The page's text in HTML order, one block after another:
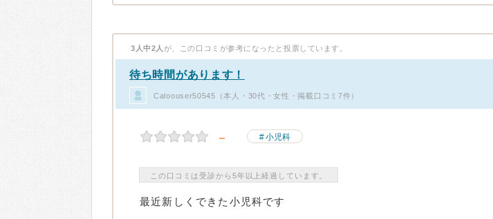
3人中2人 が、この口コミが参考になったと投票しています。
待ち時間があります！
Caloouser50545（本人・30代・女性・掲載口コミ7件）
－ 小児科
この口コミは受診から5年以上経過しています。
最近新しくできた小児科です